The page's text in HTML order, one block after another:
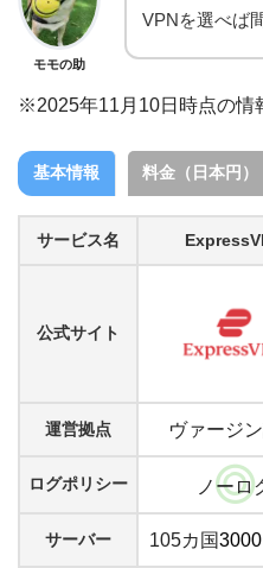
モモの助
VPNを選べば
※2025年11月10日時点の情
基本情報 料金（日本円）
サービス名
公式サイト
運営拠点 ヴァージ
ログポリシー ノーロ
サーバー 105カ国